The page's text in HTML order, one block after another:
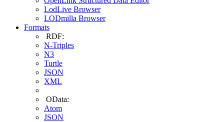
LodLive Browser
LODmilla Browser
Formats
RDF:
N-Triples
N3
Turtle
JSON
XML
OData:
Atom
JSON